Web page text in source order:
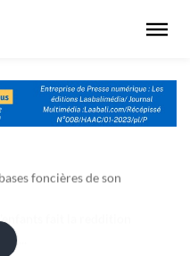
foncières de son